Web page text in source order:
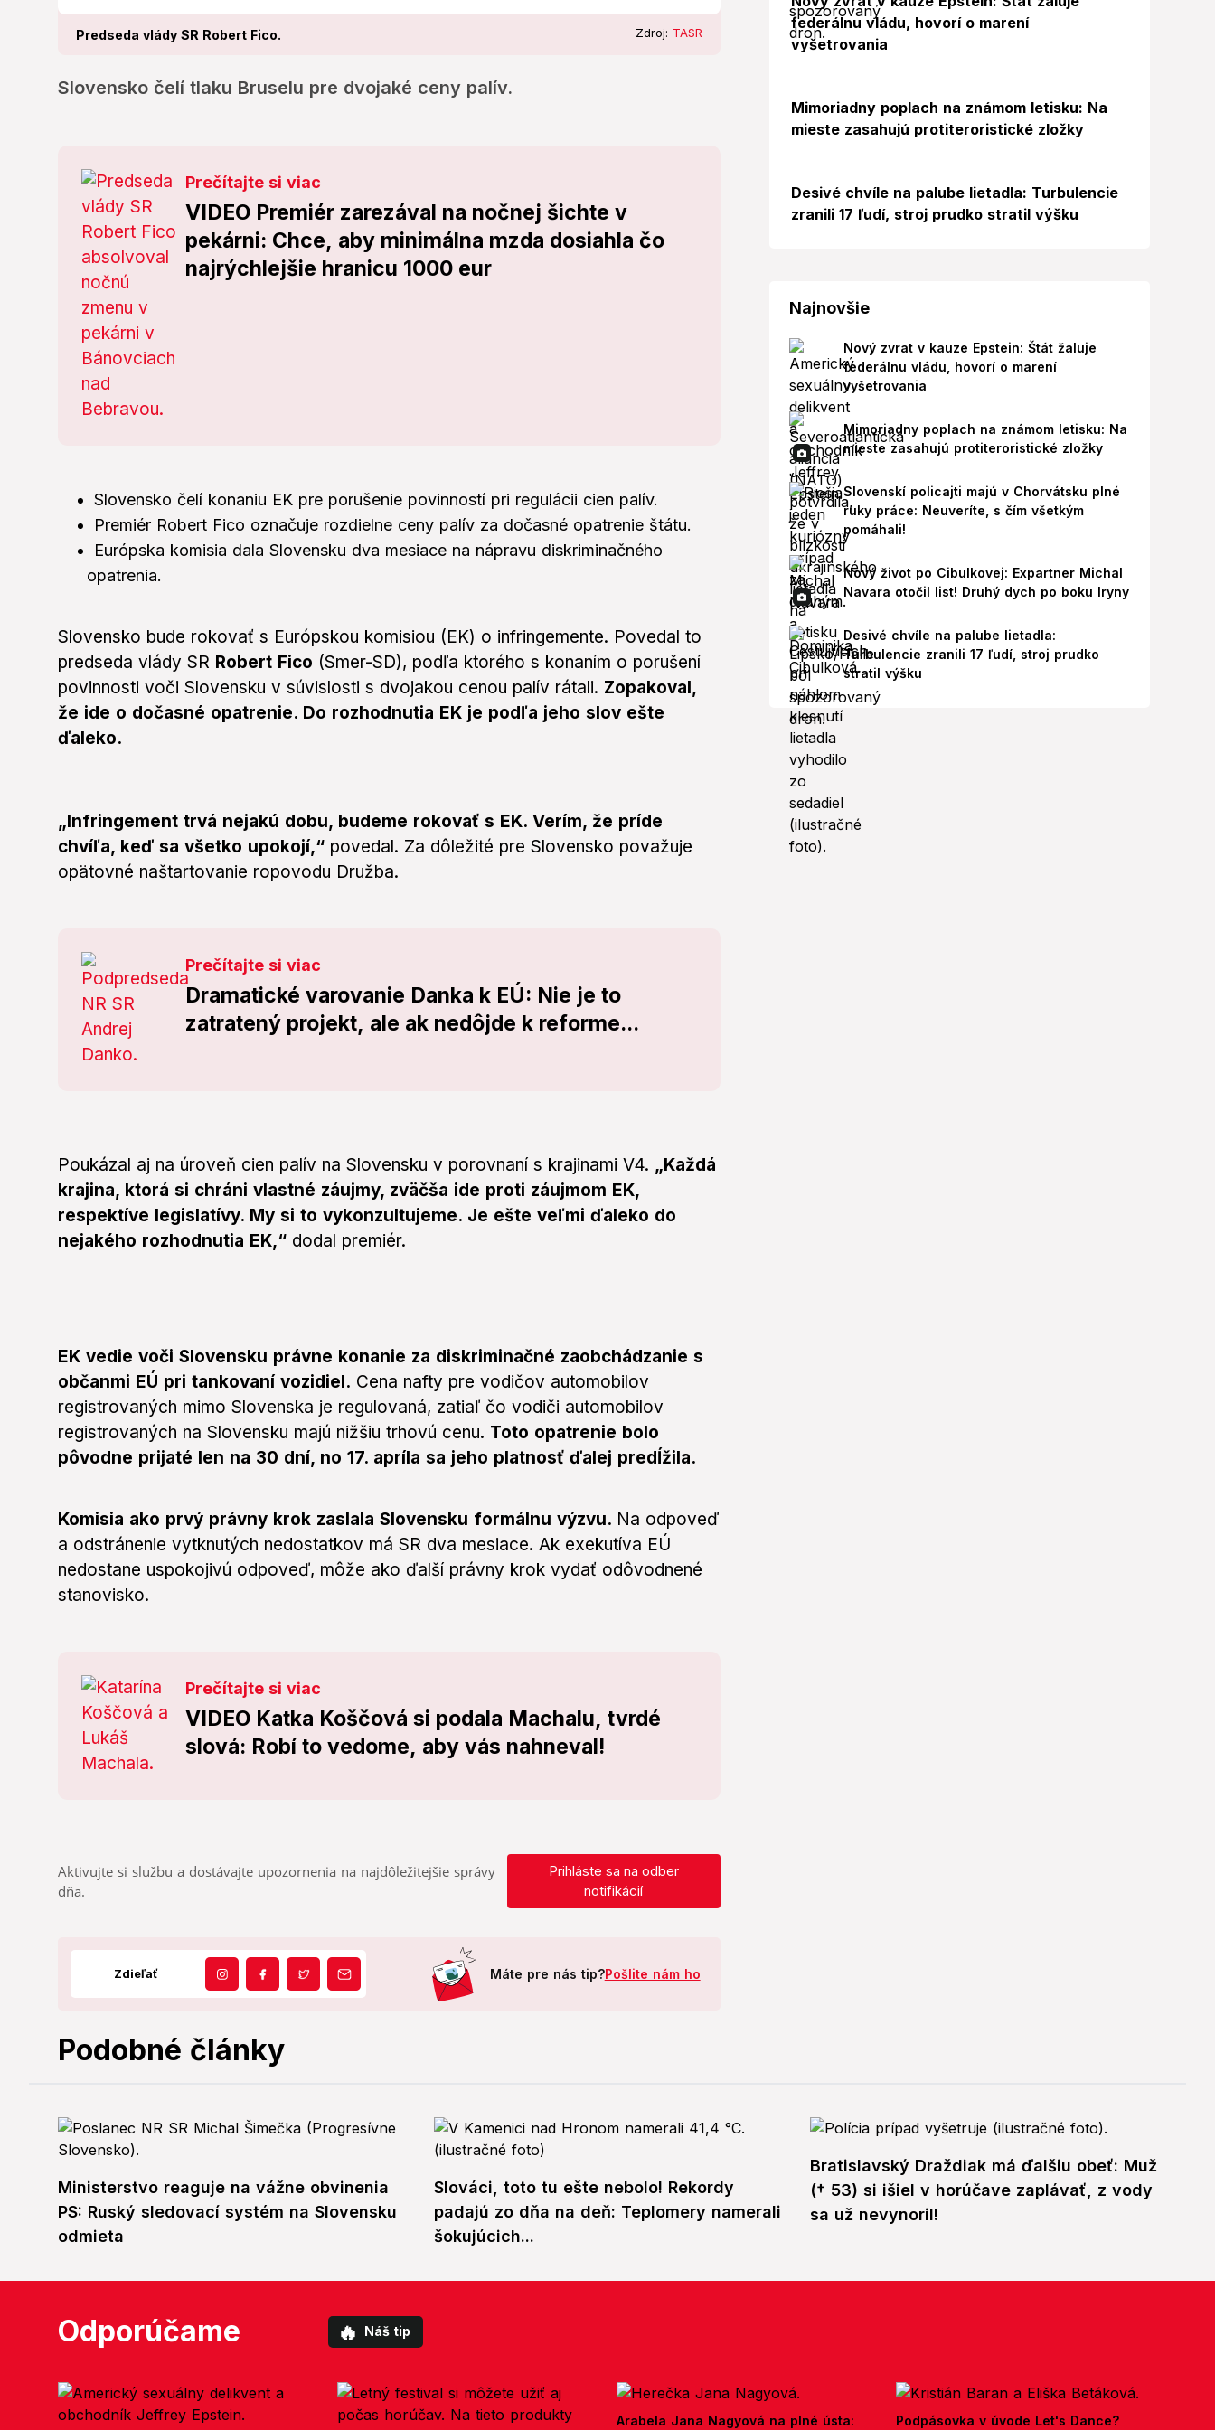
Predseda vlády SR Robert Fico. Zdroj: TASR
Slovensko čelí tlaku Bruselu pre dvojaké ceny palív.
Prečítajte si viac
VIDEO Premiér zarezával na nočnej šichte v
pekárni: Chce, aby minimálna mzda dosiahla čo
najrýchlejšie hranicu 1000 eur
Slovensko čelí konaniu EK pre porušenie povinností pri regulácii cien palív.
Premiér Robert Fico označuje rozdielne ceny palív za dočasné opatrenie štátu.
Európska komisia dala Slovensku dva mesiace na nápravu diskriminačného
opatrenia.
Slovensko bude rokovať s Európskou komisiou (EK) o infringemente. Povedal to
predseda vlády SR Robert Fico (Smer-SD), podľa ktorého s konaním o porušení
povinnosti voči Slovensku v súvislosti s dvojakou cenou palív rátali. Zopakoval,
že ide o dočasné opatrenie. Do rozhodnutia EK je podľa jeho slov ešte
ďaleko.
„Infringement trvá nejakú dobu, budeme rokovať s EK. Verím, že príde
chvíľa, keď sa všetko upokojí,“ povedal. Za dôležité pre Slovensko považuje
opätovné naštartovanie ropovodu Družba.
Prečítajte si viac
Dramatické varovanie Danka k EÚ: Nie je to
zatratený projekt, ale ak nedôjde k reforme...
Poukázal aj na úroveň cien palív na Slovensku v porovnaní s krajinami V4. „Každá
krajina, ktorá si chráni vlastné záujmy, zväčša ide proti záujmom EK,
respektíve legislatívy. My si to vykonzultujeme. Je ešte veľmi ďaleko do
nejakého rozhodnutia EK,“ dodal premiér.
EK vedie voči Slovensku právne konanie za diskriminačné zaobchádzanie s
občanmi EÚ pri tankovaní vozidiel. Cena nafty pre vodičov automobilov
registrovaných mimo Slovenska je regulovaná, zatiaľ čo vodiči automobilov
registrovaných na Slovensku majú nižšiu trhovú cenu. Toto opatrenie bolo
pôvodne prijaté len na 30 dní, no 17. apríla sa jeho platnosť ďalej predĺžila.
Komisia ako prvý právny krok zaslala Slovensku formálnu výzvu. Na odpoveď
a odstránenie vytknutých nedostatkov má SR dva mesiace. Ak exekutíva EÚ
nedostane uspokojivú odpoveď, môže ako ďalší právny krok vydať odôvodnené
stanovisko.
Prečítajte si viac
VIDEO Katka Koščová si podala Machalu, tvrdé
slová: Robí to vedome, aby vás nahneval!
Aktivujte si službu a dostávajte upozornenia na najdôležitejšie správy
dňa.
Prihláste sa na odber
notifikácií
Zdieľať Máte pre nás tip?Pošlite nám ho
federálnu vládu, hovorí o marení
vyšetrovania
Foto
Mimoriadny poplach na známom letisku: Na
mieste zasahujú protiteroristické zložky
Desivé chvíle na palube lietadla: Turbulencie
zranili 17 ľudí, stroj prudko stratil výšku
Najnovšie
Nový zvrat v kauze Epstein: Štát žaluje
federálnu vládu, hovorí o marení
vyšetrovania
Mimoriadny poplach na známom letisku: Na
mieste zasahujú protiteroristické zložky
Slovenskí policajti majú v Chorvátsku plné
ruky práce: Neuveríte, s čím všetkým
pomáhali!
Nový život po Cibulkovej: Expartner Michal
Navara otočil list! Druhý dych po boku Iryny
Desivé chvíle na palube lietadla:
Turbulencie zranili 17 ľudí, stroj prudko
stratil výšku
Podobné články
Ministerstvo reaguje na vážne obvinenia
PS: Ruský sledovací systém na Slovensku
odmieta
Slováci, toto tu ešte nebolo! Rekordy
padajú zo dňa na deň: Teplomery namerali
šokujúcich...
Bratislavský Draždiak má ďalšiu obeť: Muž
(† 53) si išiel v horúčave zaplávať, z vody
sa už nevynoril!
Odporúčame 🔥 Náš tip
Arabela Jana Nagyová na plné ústa: Podpásovka v úvode Let's Dance?